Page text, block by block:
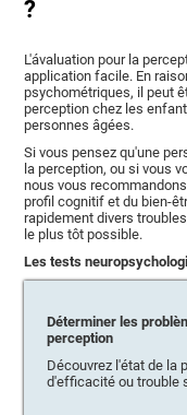
?
L'ávaluation pour la
application facile. En
psychométriques, il peut
perception chez les
personnes âgées.
Si vous pensez qu'une
la perception, ou si vous
nous vous
profil cognitif et du bien-
rapidement divers
le plus tôt possible.
Les tests
Déterminer les
perception
Découvrez l'état de la
d'efficacité ou trouble